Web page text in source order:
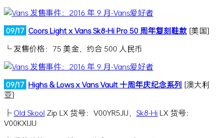
09/17 Coors Light x Vans Sk8-Hi Pro 50 周年复刻鞋款 [美国]
└ 发售价格：75 美金，约合 500 人民币
09/17 Highs & Lows x Vans Vault 十周年庆纪念系列 [澳大利
亚]
├Old Skool Zip LX 货号：V00YR5JIJ， Sk8-HiLX 货号：
V00KXIJIJ